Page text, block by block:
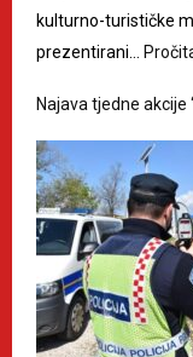
kulturno-turističke
prezentirani…
Najava tjedne akcije